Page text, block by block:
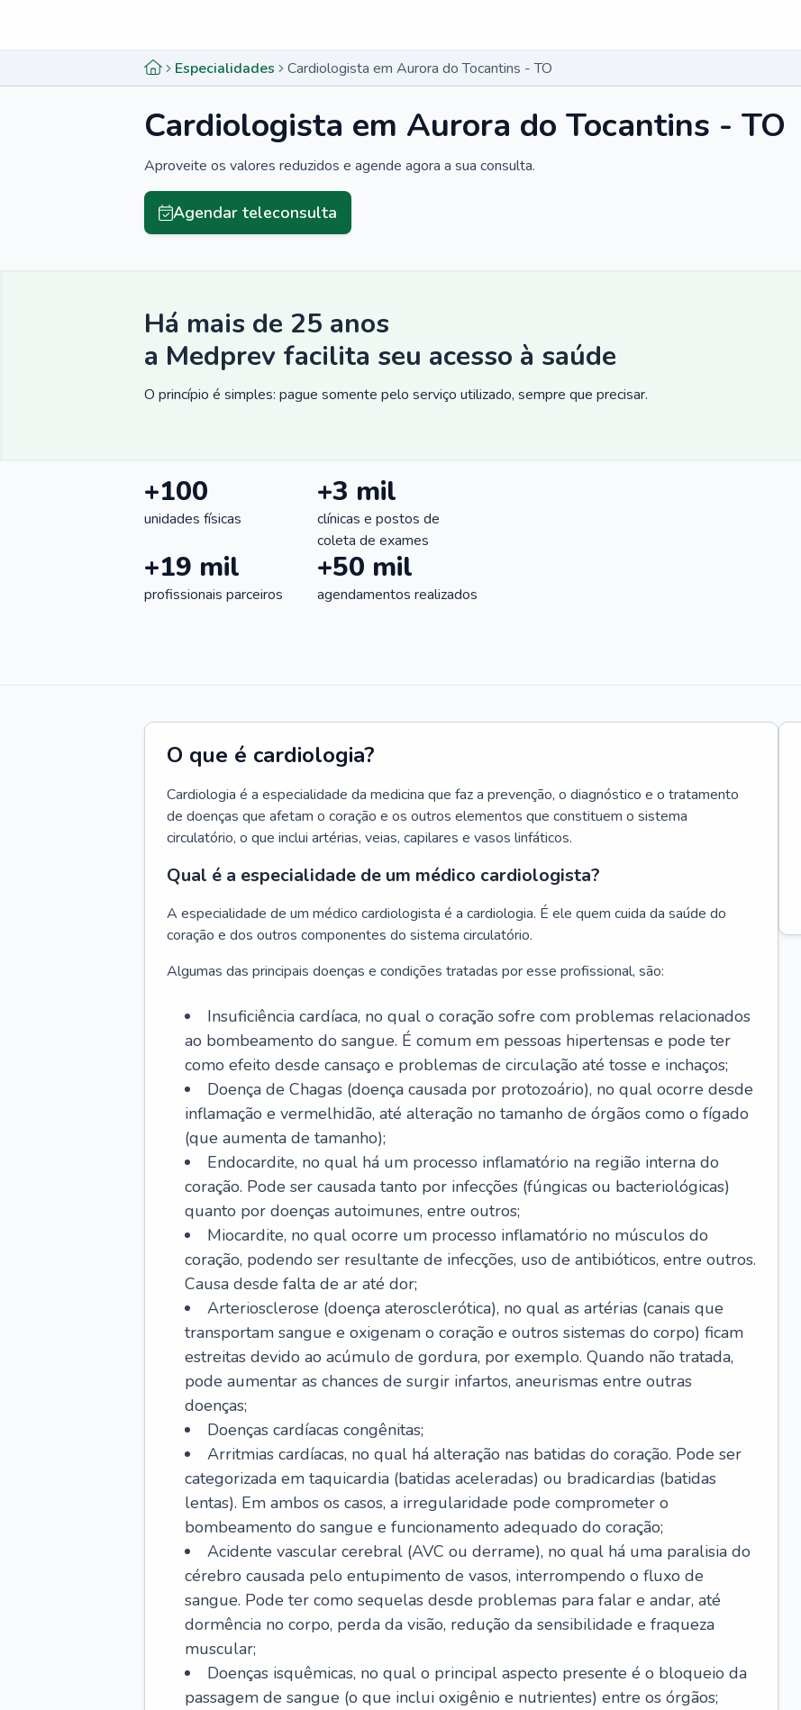
Especialidades Cardiologista em Aurora do Tocantins - TO
Cardiologista em Aurora do Tocantins - TO
Aproveite os valores reduzidos e agende agora a sua consulta.
Agendar teleconsulta
Há mais de 25 anos
a Medprev facilita seu acesso à saúde
O princípio é simples: pague somente pelo serviço utilizado, sempre que precisar.
+100
unidades físicas
+3 mil
clínicas e postos de
coleta de exames
+19 mil
profissionais parceiros
+50 mil
agendamentos realizados
O que é cardiologia?
Cardiologia é a especialidade da medicina que faz a prevenção, o diagnóstico e o tratamento
de doenças que afetam o coração e os outros elementos que constituem o sistema
circulatório, o que inclui artérias, veias, capilares e vasos linfáticos.
Qual é a especialidade de um médico cardiologista?
A especialidade de um médico cardiologista é a cardiologia. É ele quem cuida da saúde do
coração e dos outros componentes do sistema circulatório.
Algumas das principais doenças e condições tratadas por esse profissional, são:
Insuficiência cardíaca, no qual o coração sofre com problemas relacionados
ao bombeamento do sangue. É comum em pessoas hipertensas e pode ter
como efeito desde cansaço e problemas de circulação até tosse e inchaços;
Doença de Chagas (doença causada por protozoário), no qual ocorre desde
inflamação e vermelhidão, até alteração no tamanho de órgãos como o fígado
(que aumenta de tamanho);
Endocardite, no qual há um processo inflamatório na região interna do
coração. Pode ser causada tanto por infecções (fúngicas ou bacteriológicas)
quanto por doenças autoimunes, entre outros;
Miocardite, no qual ocorre um processo inflamatório no músculos do
coração, podendo ser resultante de infecções, uso de antibióticos, entre outros.
Causa desde falta de ar até dor;
Arteriosclerose (doença aterosclerótica), no qual as artérias (canais que
transportam sangue e oxigenam o coração e outros sistemas do corpo) ficam
estreitas devido ao acúmulo de gordura, por exemplo. Quando não tratada,
pode aumentar as chances de surgir infartos, aneurismas entre outras
doenças;
Doenças cardíacas congênitas;
Arritmias cardíacas, no qual há alteração nas batidas do coração. Pode ser
categorizada em taquicardia (batidas aceleradas) ou bradicardias (batidas
lentas). Em ambos os casos, a irregularidade pode comprometer o
bombeamento do sangue e funcionamento adequado do coração;
Acidente vascular cerebral (AVC ou derrame), no qual há uma paralisia do
cérebro causada pelo entupimento de vasos, interrompendo o fluxo de
sangue. Pode ter como sequelas desde problemas para falar e andar, até
dormência no corpo, perda da visão, redução da sensibilidade e fraqueza
muscular;
Doenças isquêmicas, no qual o principal aspecto presente é o bloqueio da
passagem de sangue (o que inclui oxigênio e nutrientes) entre os órgãos;